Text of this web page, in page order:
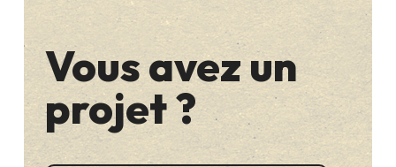
Vous avez un
projet ?